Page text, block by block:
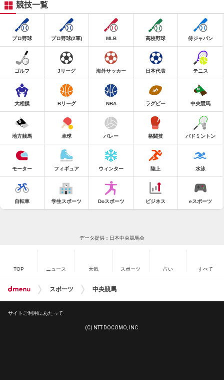
競技一覧
プロ野球 プロ野球(2軍) MLB 高校野球 侍ジャパン
ゴルフ Jリーグ 海外サッカー 日本代表 テニス
大相撲 Bリーグ NBA ラグビー 中央競馬
地方競馬 卓球 バレー 格闘技 バドミントン
モーター フィギュア ウィンター 陸上 水泳
自転車 学生スポーツ Doスポーツ ビジネス eスポーツ
データ提供：日本中央競馬会
TOP ニュース 天気 スポーツ 占い すべて
スポーツ 中央競馬
サイトご利用にあたって
(C) NTT DOCOMO, INC.